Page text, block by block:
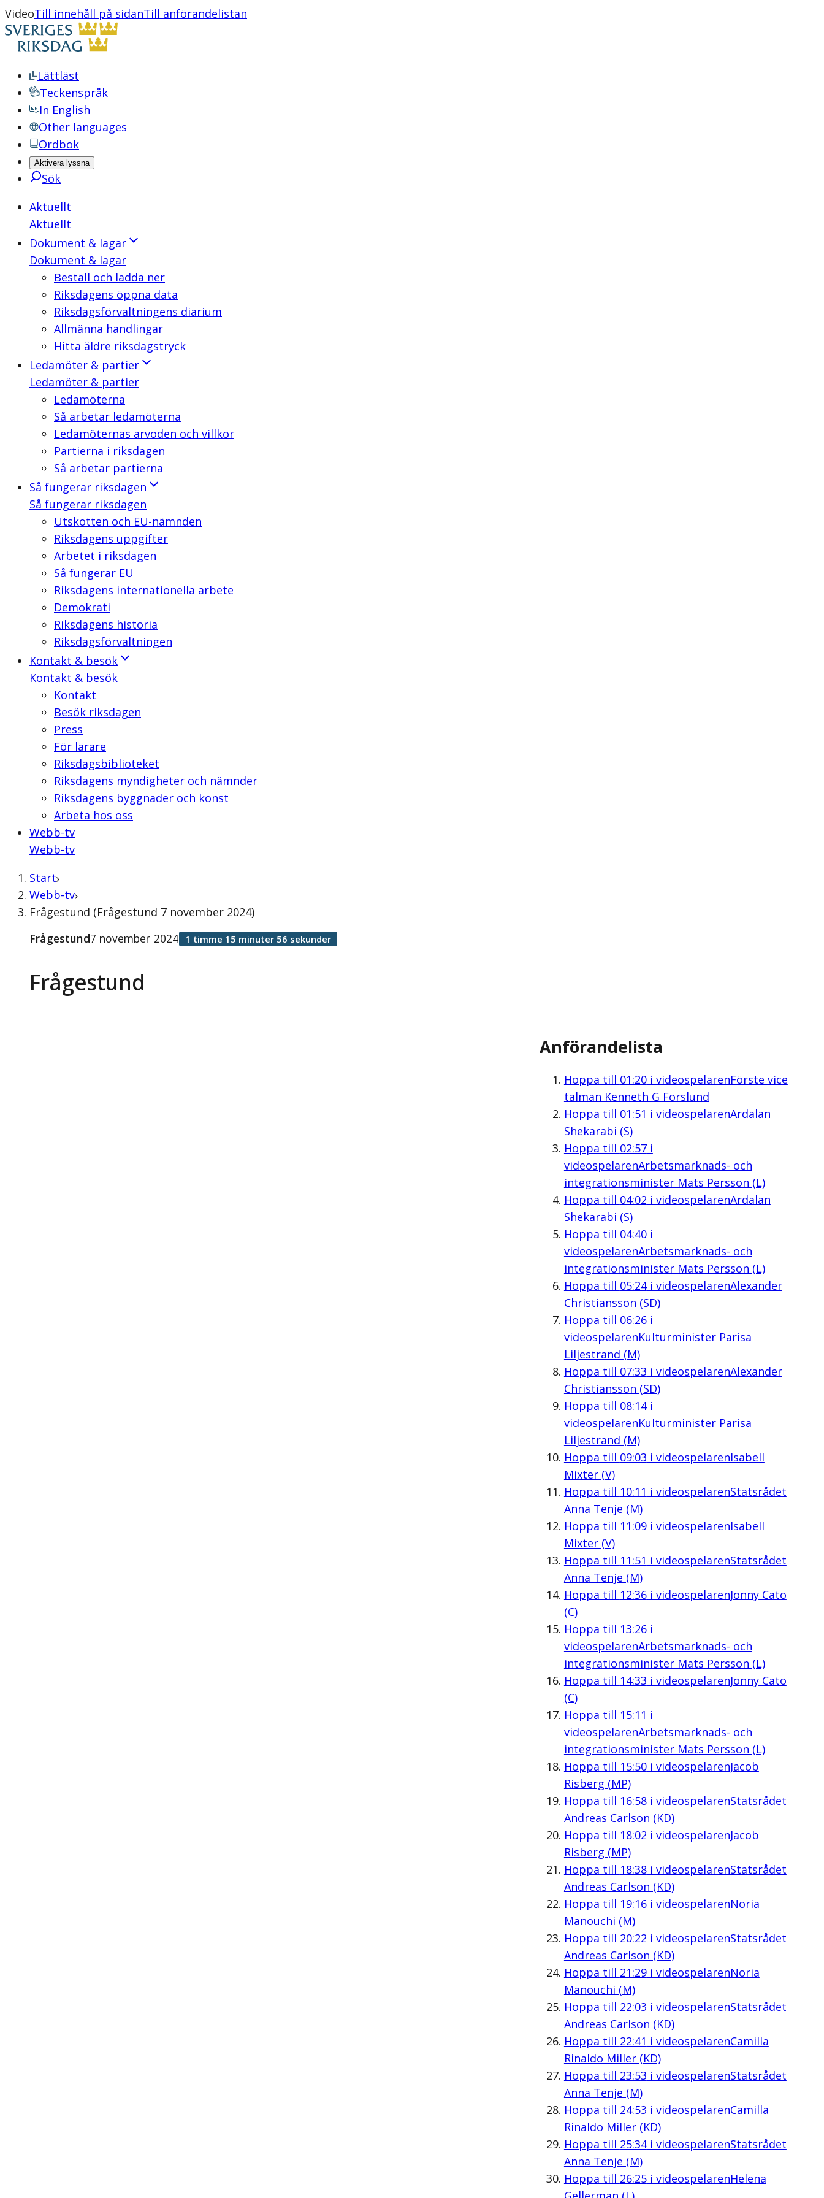
VideoTill innehåll på sidanTill anförandelistan
Lättläst
Teckenspråk
In English
Other languages
Ordbok
Aktivera lyssna
Sök
Aktuellt
Aktuellt
Dokument & lagar
Dokument & lagar
Beställ och ladda ner
Riksdagens öppna data
Riksdagsförvaltningens diarium
Allmänna handlingar
Hitta äldre riksdagstryck
Ledamöter & partier
Ledamöter & partier
Ledamöterna
Så arbetar ledamöterna
Ledamöternas arvoden och villkor
Partierna i riksdagen
Så arbetar partierna
Så fungerar riksdagen
Så fungerar riksdagen
Utskotten och EU-nämnden
Riksdagens uppgifter
Arbetet i riksdagen
Så fungerar EU
Riksdagens internationella arbete
Demokrati
Riksdagens historia
Riksdagsförvaltningen
Kontakt & besök
Kontakt & besök
Kontakt
Besök riksdagen
Press
För lärare
Riksdagsbiblioteket
Riksdagens myndigheter och nämnder
Riksdagens byggnader och konst
Arbeta hos oss
Webb-tv
Webb-tv
Start
Webb-tv
Frågestund (Frågestund 7 november 2024)
Frågestund
Frågestund7 november 2024 1 timme 15 minuter 56 sekunder
Anförandelista
Hoppa till 01:20i videospelarenFörste vice
talman Kenneth G Forslund
Hoppa till 01:51 i videospelarenArdalan
Shekarabi (S)
Hoppa till 02:57i
videospelarenArbetsmarknads- och
integrationsminister Mats Persson (L)
Hoppa till 04:02 i videospelarenArdalan
Shekarabi (S)
Hoppa till 04:40i
videospelarenArbetsmarknads- och
integrationsminister Mats Persson (L)
Hoppa till 05:24i videospelarenAlexander
Christiansson (SD)
Hoppa till 06:26i
videospelarenKulturminister Parisa
Liljestrand (M)
Hoppa till 07:33 i videospelarenAlexander
Christiansson (SD)
Hoppa till 08:14i
videospelarenKulturminister Parisa
Liljestrand (M)
Hoppa till 09:03 i videospelarenIsabell
Mixter (V)
Hoppa till 10:11 i videospelarenStatsrådet
Anna Tenje (M)
Hoppa till 11:09i videospelarenIsabell
Mixter (V)
Hoppa till 11:51 i videospelarenStatsrådet
Anna Tenje (M)
Hoppa till 12:36i videospelarenJonny Cato
(C)
Hoppa till 13:26i
videospelarenArbetsmarknads- och
integrationsminister Mats Persson (L)
Hoppa till 14:33 i videospelarenJonny Cato
(C)
Hoppa till 15:11 i
videospelarenArbetsmarknads- och
integrationsminister Mats Persson (L)
Hoppa till 15:50i videospelarenJacob
Risberg (MP)
Hoppa till 16:58i videospelarenStatsrådet
Andreas Carlson (KD)
Hoppa till 18:02 i videospelarenJacob
Risberg (MP)
Hoppa till 18:38i videospelarenStatsrådet
Andreas Carlson (KD)
Hoppa till 19:16i videospelarenNoria
Manouchi (M)
Hoppa till 20:22 i videospelarenStatsrådet
Andreas Carlson (KD)
Hoppa till 21:29i videospelarenNoria
Manouchi (M)
Hoppa till 22:03 i videospelarenStatsrådet
Andreas Carlson (KD)
Hoppa till 22:41 i videospelarenCamilla
Rinaldo Miller (KD)
Hoppa till 23:53 i videospelarenStatsrådet
Anna Tenje (M)
Hoppa till 24:53 i videospelarenCamilla
Rinaldo Miller (KD)
Hoppa till 25:34i videospelarenStatsrådet
Anna Tenje (M)
Hoppa till 26:25i videospelarenHelena